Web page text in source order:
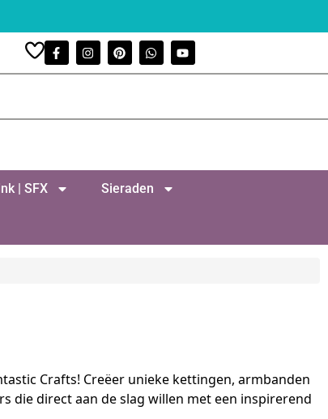
| SFX Sieraden
Crafts! Creëer unieke kettingen, armbanden
die direct aan de slag willen met een inspirerend